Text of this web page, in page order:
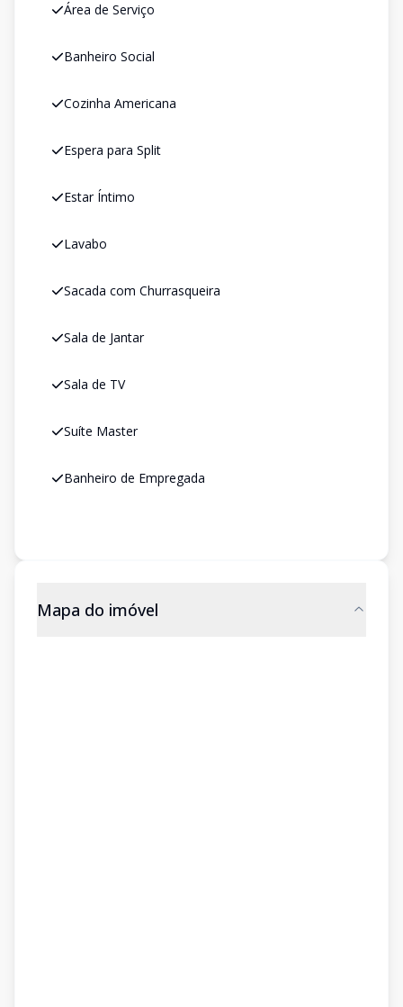
Área de Serviço
Banheiro Social
Cozinha Americana
Espera para Split
Estar Íntimo
Lavabo
Sacada com Churrasqueira
Sala de Jantar
Sala de TV
Suíte Master
Banheiro de Empregada
Mapa do imóvel